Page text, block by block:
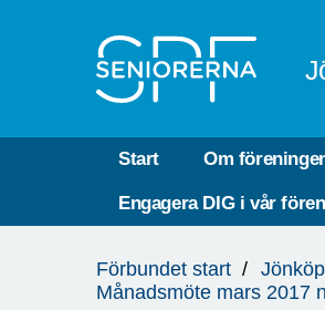
Start Om
Engagera DIG i vår
är
Förbundet start
Månadsmöte mars 2017